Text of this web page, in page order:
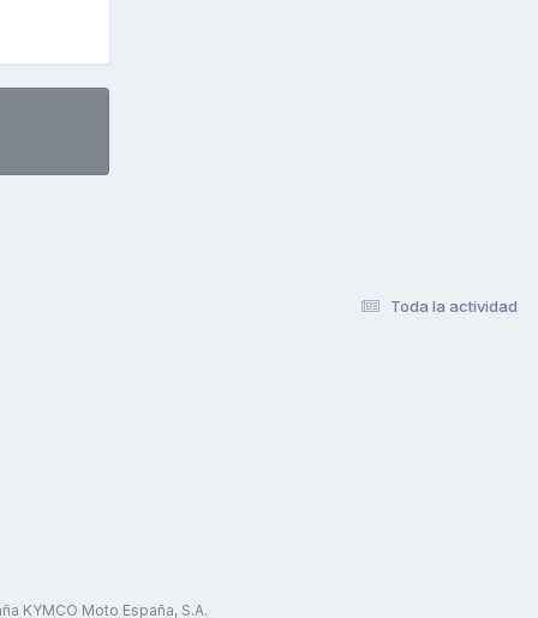
Toda la actividad
KYMCO Moto España, S.A.